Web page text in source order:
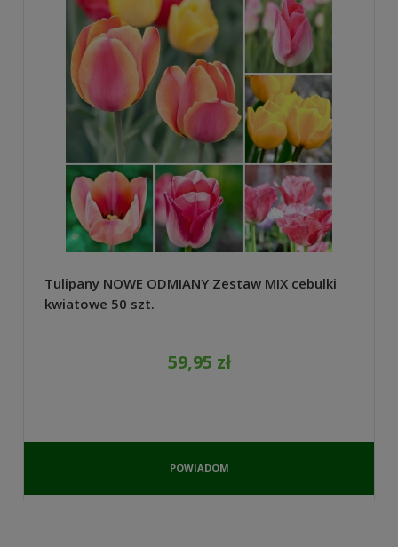
Tulipany NOWE ODMIANY Zestaw MIX cebulki
kwiatowe 50 szt.
59,95 zł
POWIADOM
DOSTĘPNOŚCI